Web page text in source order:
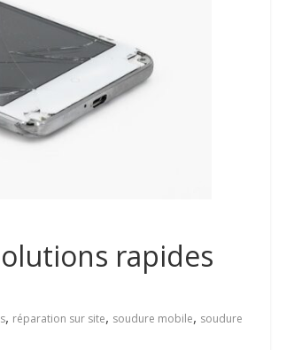
rapides
, réparation sur site, soudure mobile, soudure